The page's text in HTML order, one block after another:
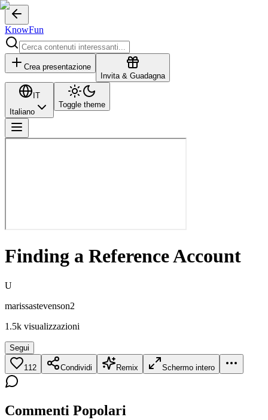
KnowFun
Crea presentazione
Invita & Guadagna
IT
Italiano
Toggle theme
Finding a Reference Account
U
marissastevenson2
1.5k visualizzazioni
Segui
112 Condividi Remix Schermo intero
Commenti Popolari